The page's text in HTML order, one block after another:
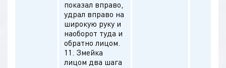
показал вправо,
удрал вправо на
широкую руку и
наоборот туда и
обратно лицом.
11. Змейка
лицом два шага